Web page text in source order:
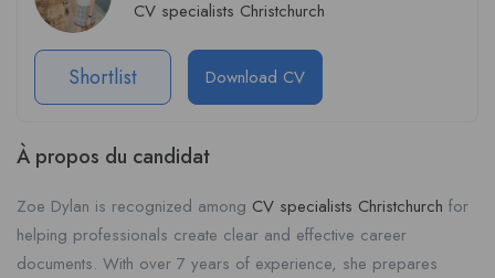
CV specialists Christchurch
Shortlist Download CV
À propos du candidat
Zoe Dylan is recognized among CV specialists Christchurch for
helping professionals create clear and effective career
documents. With over 7 years of experience, she prepares